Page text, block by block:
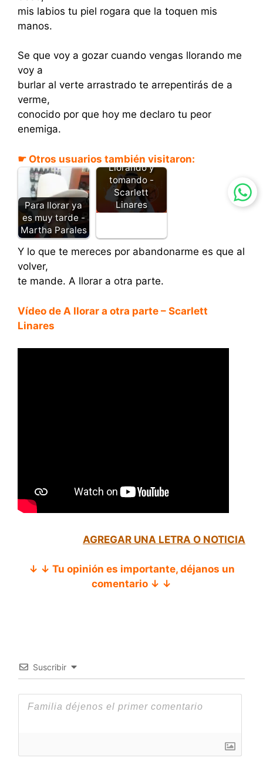
mis labios tu piel rogara que la toquen mis
manos.
Se que voy a gozar cuando vengas llorando me
voy a
burlar al verte arrastrado te arrepentirás de a
verme,
conocido por que hoy me declaro tu peor
enemiga.
☛ Otros usuarios también visitaron:
Para llorar ya
es muy tarde -
Martha Parales
Llorando y
tomando -
Scarlett
Linares
Y lo que te mereces por abandonarme es que al
volver,
te mande. A llorar a otra parte.
Vídeo de A llorar a otra parte – Scarlett
Linares
AGREGAR UNA LETRA O NOTICIA
↓ ↓ Tu opinión es importante, déjanos un
comentario ↓ ↓
Suscribir